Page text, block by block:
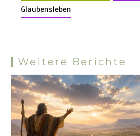
k
s
Glaubensleben
Weitere Berichte